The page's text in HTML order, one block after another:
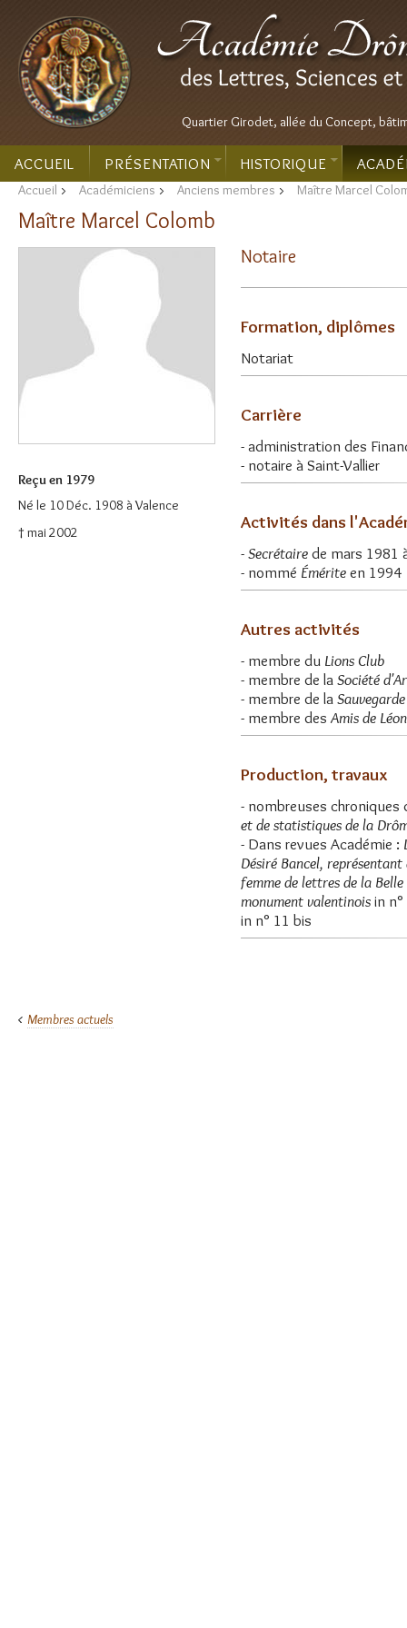
Quartier Girodet, allée du Concept,
ACCUEIL PRÉSENTATION HISTORIQUE
Accueil > Académiciens > Anciens membres > Maître Marcel
Maître Marcel Colomb
Reçu en 1979
Né le 10 Déc. 1908 à Valence
† mai 2002
Notaire
Formation, diplômes
Notariat
Carrière
- administration des
- notaire à Saint-Vallier
Activités dans
-Secrétairede mars 1981
- nommé Émériteen 1994
Autres activités
- membre du Lions Club
- membre de la Société
- membre de la
- membre des Amis de
Production, travaux
- nombreuses chroniques
et de statistiques de la
- Dans revues Académie :
Désiré Bancel, représentant
femme de lettres de la Belle
monument valentinoisin
in n° 11 bis
Membres actuels